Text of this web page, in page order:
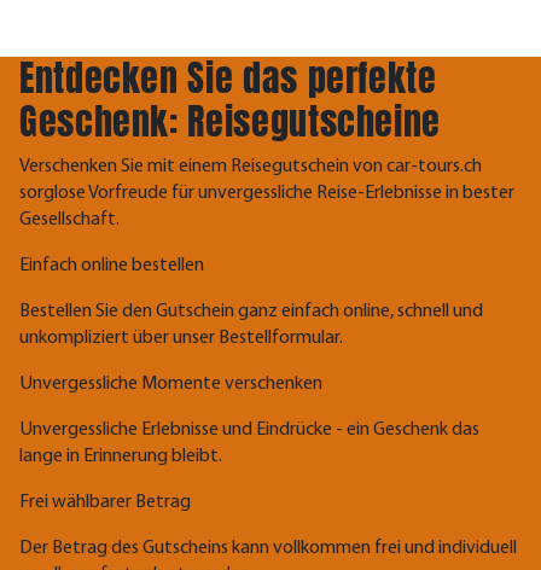
Entdecken Sie das perfekte
Geschenk: Reisegutscheine
Verschenken Sie mit einem Reisegutschein von car-tours.ch
sorglose Vorfreude für unvergessliche Reise-Erlebnisse in bester
Gesellschaft.
Einfach online bestellen
Bestellen Sie den Gutschein ganz einfach online, schnell und
unkompliziert über unser Bestellformular.
Unvergessliche Momente verschenken
Unvergessliche Erlebnisse und Eindrücke - ein Geschenk das
lange in Erinnerung bleibt.
Frei wählbarer Betrag
Der Betrag des Gutscheins kann vollkommen frei und individuell